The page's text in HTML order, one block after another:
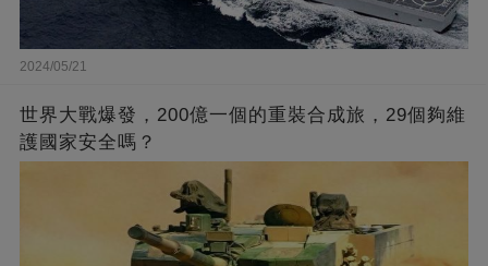
2024/05/21
世界大戰爆發，200億一個的重裝合成旅，29個夠維
護國家安全嗎？